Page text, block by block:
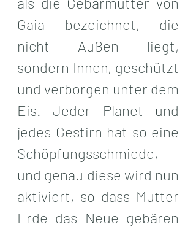
Gaia bezeichnet, die
nicht Außen liegt,
sondern Innen, geschützt
und verborgen unter dem
Eis. Jeder Planet und
jedes Gestirn hat so eine
Schöpfungsschmiede,
und genau diese wird nun
aktiviert, so dass Mutter
Erde das Neue gebären